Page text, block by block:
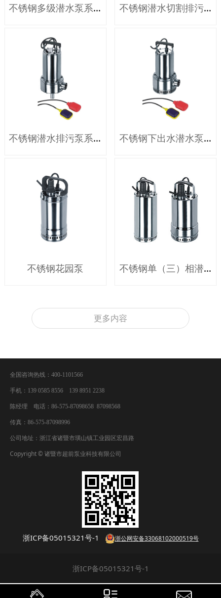
不锈钢多级潜水泵系列 不锈钢潜水切割排污泵系列
不锈钢潜水排污泵系列 不锈钢下出水潜水泵系列
不锈钢花园泵 不锈钢单（三）相潜水泵系列
更多内容
全国咨询热线：400-1101566
手机：139 0585 8556 139 8951 2238
陈经理 电话：86-575-87098658 87098568
传真：86-575-87098996
公司地址：浙江省诸暨市璜山镇工业园区宏昌路
Copyright © 诸暨市超前泵业科技有限公司
浙ICP备05015321号-1 浙公网安备33068102000519号
浙ICP备05015321号-1